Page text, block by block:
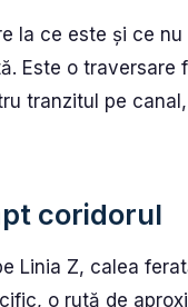
la ce este și ce
Este o
tranzitul pe
coridorul
Linia Z, calea
o rută de